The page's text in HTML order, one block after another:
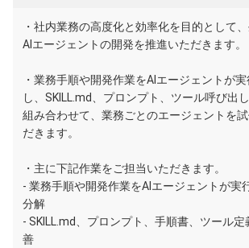
・社内業務の高度化と効率化を目的として
AIエージェントの開発を推進いただきます。
・業務手順や開発作業をAIエージェントが
し、SKILL.md、プロンプト、ツール呼び出
組み合わせて、業務ごとのエージェントを
だきます。
・主に下記作業をご担当いただきます。
- 業務手順や開発作業をAIエージェントが実
分解
- SKILL.md、プロンプト、手順書、ツール
善